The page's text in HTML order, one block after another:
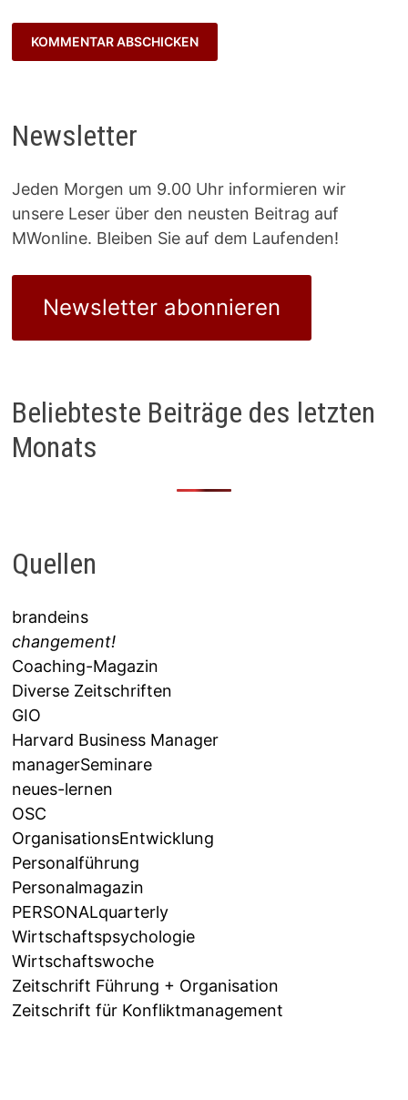
Newsletter
Jeden Morgen um 9.00 Uhr informieren wir
unsere Leser über den neusten Beitrag auf
MWonline. Bleiben Sie auf dem Laufenden!
Newsletter abonnieren
Beliebteste Beiträge des letzten
Monats
Quellen
brandeins
changement!
Coaching-Magazin
Diverse Zeitschriften
GIO
Harvard Business Manager
managerSeminare
neues-lernen
OSC
OrganisationsEntwicklung
Personalführung
Personalmagazin
PERSONALquarterly
Wirtschaftspsychologie
Wirtschaftswoche
Zeitschrift Führung + Organisation
Zeitschrift für Konfliktmanagement